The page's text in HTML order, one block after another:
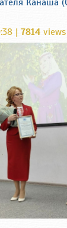
| 7814 views